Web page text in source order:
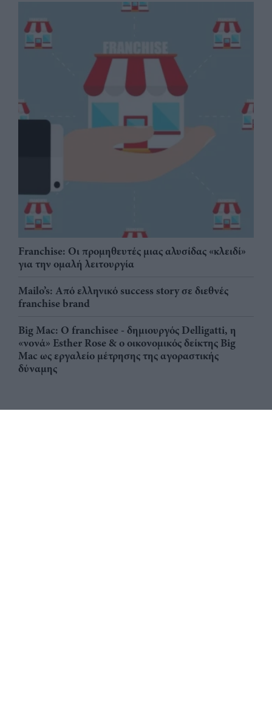
Franchise: Οι προμηθευτές μιας αλυσίδας «κλειδί»
για την ομαλή λειτουργία
Mailo’s: Από ελληνικό success story σε διεθνές
franchise brand
Big Mac: Ο franchisee - δημιουργός Delligatti, η
«νονά» Esther Rose & ο οικονομικός δείκτης Big
Mac ως εργαλείο μέτρησης της αγοραστικής
δύναμης